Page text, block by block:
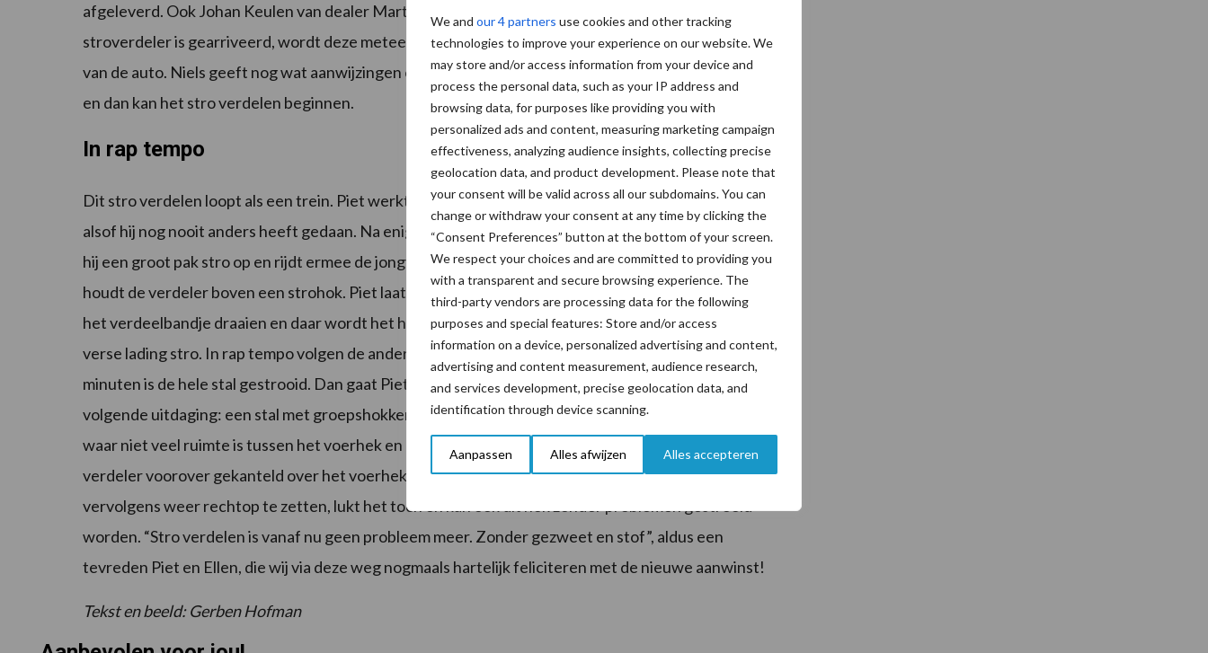
We and our 4 partners use cookies and other tracking
technologies to improve your experience on our website. We
may store and/or access information from your device and
process the personal data, such as your IP address and
browsing data, for purposes like providing you with
personalized ads and content, measuring marketing campaign
effectiveness, analyzing audience insights, collecting precise
geolocation data, and product development. Please note that
your consent will be valid across all our subdomains. You can
change or withdraw your consent at any time by clicking the
“Consent Preferences” button at the bottom of your screen.
We respect your choices and are committed to providing you
with a transparent and secure browsing experience. The
third-party vendors are processing data for the following
purposes and special features: Store and/or access
information on a device, personalized advertising and content,
advertising and content measurement, audience research,
and services development, precise geolocation data, and
identification through device scanning.
Aanpassen Alles afwijzen Alles accepteren
afgeleverd. Ook Johan Keulen van dealer Martien Visser uit Joure is van de partij. Als Niels met de
stroverdeler is gearriveerd, wordt deze meteen in bedrijf gesteld. Met de verreiker haalt Piet hem
van de auto. Niels geeft nog wat aanwijzingen over het minimale onderhoud dat de machine vraagt
en dan kan het stro verdelen beginnen.
In rap tempo
Dit stro verdelen loopt als een trein. Piet werkt met de verdeler
alsof hij nog nooit anders heeft gedaan. Na enig manoeuvreren pakt
hij een groot pak stro op en rijdt ermee de jongveestal binnen en
houdt de verdeler boven een strohok. Piet laat de verdeelwalsen en
het verdeelbandje draaien en daar wordt het hok voorzien van een
verse lading stro. In rap tempo volgen de andere hokjes. In een paar
minuten is de hele stal gestrooid. Dan gaat Piet over naar de
volgende uitdaging: een stal met groepshokken voor jonge kalveren,
waar niet veel ruimte is tussen het voerhek en het plafond. Door de
verdeler voorover gekanteld over het voerhek te bewegen en
vervolgens weer rechtop te zetten, lukt het toch en kan ook dit hok zonder problemen gestrooid
worden. “Stro verdelen is vanaf nu geen probleem meer. Zonder gezweet en stof”, aldus een
tevreden Piet en Ellen, die wij via deze weg nogmaals hartelijk feliciteren met de nieuwe aanwinst!
Tekst en beeld: Gerben Hofman